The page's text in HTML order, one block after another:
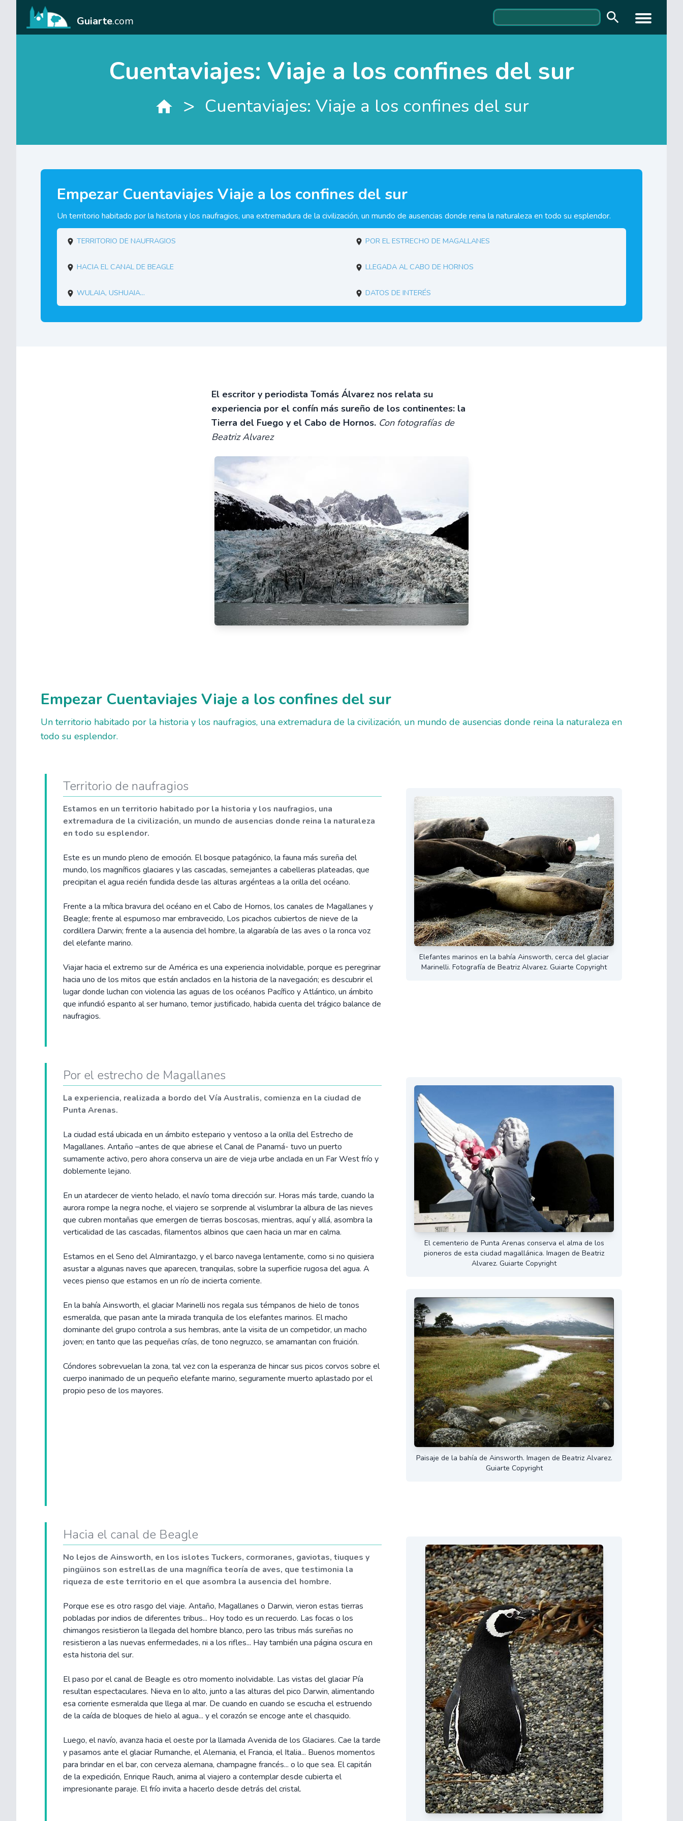
Guiarte.com
Cuentaviajes: Viaje a los confines del sur
> Cuentaviajes: Viaje a los confines del sur
Empezar Cuentaviajes Viaje a los confines del sur
Un territorio habitado por la historia y los naufragios, una extremadura de la civilización, un mundo de ausencias donde reina la naturaleza en todo su esplendor.
Territorio de naufragios Por el estrecho de Magallanes
Hacia el canal de Beagle Llegada al Cabo de Hornos
Wulaia, Ushuaia... Datos de interés
El escritor y periodista Tomás Álvarez nos relata su
experiencia por el confín más sureño de los continentes: la
Tierra del Fuego y el Cabo de Hornos. Con fotografías de
Beatriz Alvarez
Empezar Cuentaviajes Viaje a los confines del sur
Un territorio habitado por la historia y los naufragios, una extremadura de la civilización, un mundo de ausencias donde reina la naturaleza en
todo su esplendor.
Territorio de naufragios
Estamos en un territorio habitado por la historia y los naufragios, una
extremadura de la civilización, un mundo de ausencias donde reina la naturaleza
en todo su esplendor.
Este es un mundo pleno de emoción. El bosque patagónico, la fauna más sureña del
mundo, los magníficos glaciares y las cascadas, semejantes a cabelleras plateadas, que
precipitan el agua recién fundida desde las alturas argénteas a la orilla del océano.
Frente a la mítica bravura del océano en el Cabo de Hornos, los canales de Magallanes y
Beagle; frente al espumoso mar embravecido, Los picachos cubiertos de nieve de la
cordillera Darwin; frente a la ausencia del hombre, la algarabía de las aves o la ronca voz
del elefante marino.
Viajar hacia el extremo sur de América es una experiencia inolvidable, porque es peregrinar
hacia uno de los mitos que están anclados en la historia de la navegación; es descubrir el
lugar donde luchan con violencia las aguas de los océanos Pacífico y Atlántico, un ámbito
que infundió espanto al ser humano, temor justificado, habida cuenta del trágico balance de
naufragios.
Elefantes marinos en la bahía Ainsworth, cerca del glaciar
Marinelli. Fotografía de Beatriz Alvarez. Guiarte Copyright
Por el estrecho de Magallanes
La experiencia, realizada a bordo del Vía Australis, comienza en la ciudad de
Punta Arenas.
La ciudad está ubicada en un ámbito estepario y ventoso a la orilla del Estrecho de
Magallanes. Antaño –antes de que abriese el Canal de Panamá- tuvo un puerto
sumamente activo, pero ahora conserva un aire de vieja urbe anclada en un Far West frío y
doblemente lejano.
En un atardecer de viento helado, el navío toma dirección sur. Horas más tarde, cuando la
aurora rompe la negra noche, el viajero se sorprende al vislumbrar la albura de las nieves
que cubren montañas que emergen de tierras boscosas, mientras, aquí y allá, asombra la
verticalidad de las cascadas, filamentos albinos que caen hacia un mar en calma.
Estamos en el Seno del Almirantazgo, y el barco navega lentamente, como si no quisiera
asustar a algunas naves que aparecen, tranquilas, sobre la superficie rugosa del agua. A
veces pienso que estamos en un río de incierta corriente.
En la bahía Ainsworth, el glaciar Marinelli nos regala sus témpanos de hielo de tonos
esmeralda, que pasan ante la mirada tranquila de los elefantes marinos. El macho
dominante del grupo controla a sus hembras, ante la visita de un competidor, un macho
joven; en tanto que las pequeñas crías, de tono negruzco, se amamantan con fruición.
Cóndores sobrevuelan la zona, tal vez con la esperanza de hincar sus picos corvos sobre el
cuerpo inanimado de un pequeño elefante marino, seguramente muerto aplastado por el
propio peso de los mayores.
El cementerio de Punta Arenas conserva el alma de los
pioneros de esta ciudad magallánica. Imagen de Beatriz
Alvarez. Guiarte Copyright
Paisaje de la bahía de Ainsworth. Imagen de Beatriz Alvarez.
Guiarte Copyright
Hacia el canal de Beagle
No lejos de Ainsworth, en los islotes Tuckers, cormoranes, gaviotas, tiuques y
pingüinos son estrellas de una magnífica teoría de aves, que testimonia la
riqueza de este territorio en el que asombra la ausencia del hombre.
Porque ese es otro rasgo del viaje. Antaño, Magallanes o Darwin, vieron estas tierras
pobladas por indios de diferentes tribus... Hoy todo es un recuerdo. Las focas o los
chimangos resistieron la llegada del hombre blanco, pero las tribus más sureñas no
resistieron a las nuevas enfermedades, ni a los rifles... Hay también una página oscura en
esta historia del sur.
El paso por el canal de Beagle es otro momento inolvidable. Las vistas del glaciar Pía
resultan espectaculares. Nieva en lo alto, junto a las alturas del pico Darwin, alimentando
esa corriente esmeralda que llega al mar. De cuando en cuando se escucha el estruendo
de la caída de bloques de hielo al agua... y el corazón se encoge ante el chasquido.
Luego, el navío, avanza hacia el oeste por la llamada Avenida de los Glaciares. Cae la tarde
y pasamos ante el glaciar Rumanche, el Alemania, el Francia, el Italia... Buenos momentos
para brindar en el bar, con cerveza alemana, champagne francés... o lo que sea. El capitán
de la expedición, Enrique Rauch, anima al viajero a contemplar desde cubierta el
impresionante paraje. El frío invita a hacerlo desde detrás del cristal.